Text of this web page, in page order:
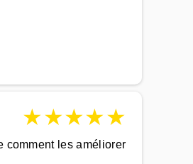
★★★★★
comment les améliorer